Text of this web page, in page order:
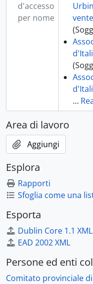
d'accesso
per nome
…
Area di lavoro
Aggiungi
Esplora
Rapporti
Sfoglia come una
Esporta
Dublin Core 1.1 XML
EAD 2002 XML
Persone ed enti
Comitato provinciale